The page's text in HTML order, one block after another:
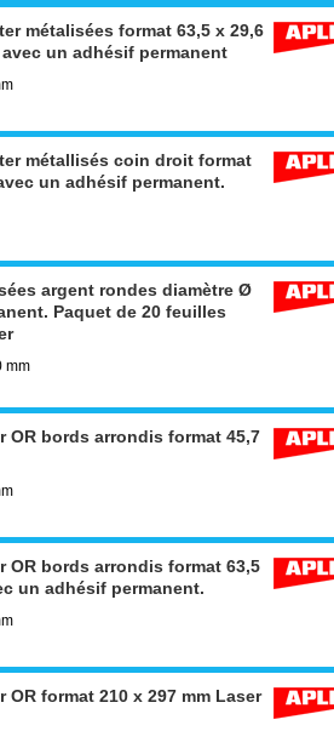
métalisées format 63,5 x 29,6
un adhésif permanent
métallisés coin droit format
un adhésif permanent.
argent rondes diamètre Ø
Paquet de 20 feuilles
mm
OR bords arrondis format 45,7
OR bords arrondis format 63,5
un adhésif permanent.
format 210 x 297 mm Laser